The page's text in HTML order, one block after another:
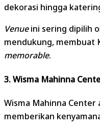
dekorasi hingga
Venueini sering dipilih
mendukung, membuat
memorable.
3. Wisma Mahinna
Wisma Mahinna
memberikan